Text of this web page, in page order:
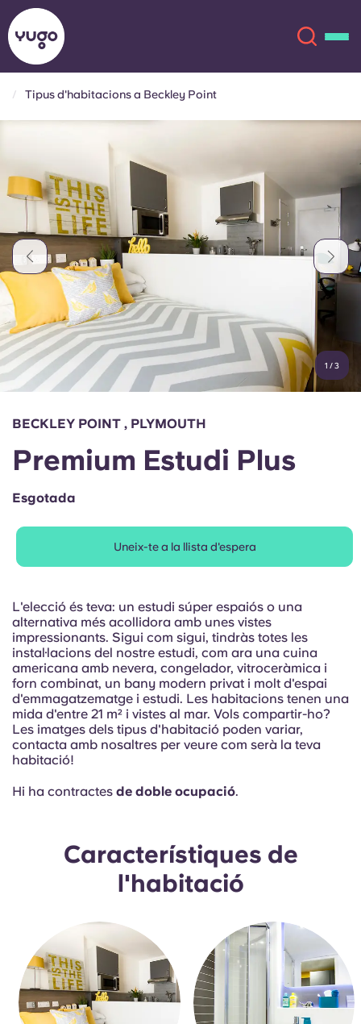
Sobre
Ubicacions
Més
Compte Llengua
English (GB)
Chinese
Català
Italian
French
Portuguese
Selecciona un país
Reserva ara
English (GB)
English (US)
Chinese Español
Català Deutsch
Italian
Portuguese
Tipus d'habitacions a Beckley Point
1 /3
BECKLEY POINT , PLYMOUTH
Premium Estudi Plus
Esgotada
Uneix-te a la llista d'espera
L'elecció és teva: un estudi súper espaiós o una
alternativa més acollidora amb unes vistes
impressionants. Sigui com sigui, tindràs totes les
instal·lacions del nostre estudi, com ara una cuina
americana amb nevera, congelador, vitroceràmica i
forn combinat, un bany modern privat i molt d'espai
d'emmagatzematge i estudi. Les habitacions tenen una
mida d'entre 21 m² i vistes al mar. Vols compartir-ho?
Les imatges dels tipus d'habitació poden variar,
contacta amb nosaltres per veure com serà la teva
habitació!
Hi ha contractes de doble ocupació.
Característiques de
l'habitació